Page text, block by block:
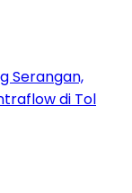
Serangan,
di Tol